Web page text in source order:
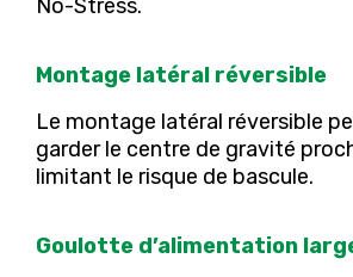
No-Stress.
Montage latéral réversible
Le montage latéral réversible
garder le centre de gravité
limitant le risque de bascule.
Goulotte d’alimentation